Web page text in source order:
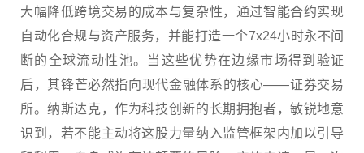
大幅降低跨境交易的成本与复杂性，通过智能合约实现
自动化合规与资产服务，并能打造一个7x24小时永不间
断的全球流动性池。当这些优势在边缘市场得到验证
后，其锋芒必然指向现代金融体系的核心——证券交易
所。纳斯达克，作为科技创新的长期拥抱者，敏锐地意
识到，若不能主动将这股力量纳入监管框架内加以引导